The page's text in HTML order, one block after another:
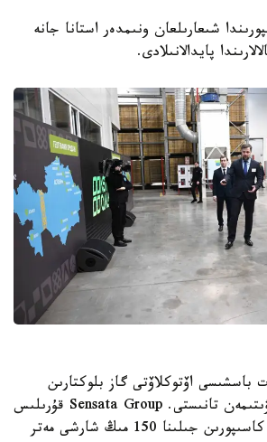
شىعارىلعان ونىمدەر استانا جانە
پايدالانىلادى.
باسشىسى اۆتوكلاۆتى گاز بلوكتارىن
شىعاراتىن Uniton زاۋىتىمەن تانىستى. Sensata Group قۇرىلىس
كومپانياسىنا قاراستى كاسىپورىن جىلىنا 150 مىڭ شارشى مەتر